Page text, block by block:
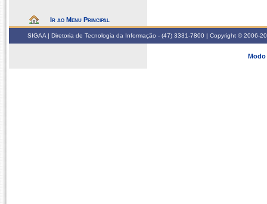
Ir ao Menu Principal
SIGAA | Diretoria de Tecnologia da Informação - (47) 3331-7800 | Copyright © 2006-
Modo